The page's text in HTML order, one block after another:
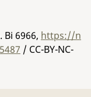
Bi 6966, https://n
/ CC-BY-NC-